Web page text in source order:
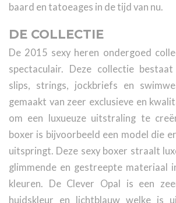
baard en tatoeages in de tijd van nu.
DE COLLECTIE
De 2015 sexy heren ondergoed
spectaculair. Deze collectie
slips, strings, jockbriefs en
gemaakt van zeer exclusieve en
om een luxueuze uitstraling te
boxer is bijvoorbeeld een model die
uitspringt. Deze sexy boxer straalt
glimmende en gestreepte materiaal
kleuren. De Clever Opal is een
huidskleur en lichtblauw welke is